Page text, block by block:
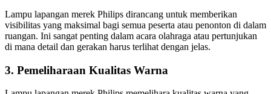
Lampu lapangan merek Philips dirancang untuk memberikan
visibilitas yang maksimal bagi semua peserta atau penonton di dalam
ruangan. Ini sangat penting dalam acara olahraga atau pertunjukan
di mana detail dan gerakan harus terlihat dengan jelas.
3. Pemeliharaan Kualitas Warna